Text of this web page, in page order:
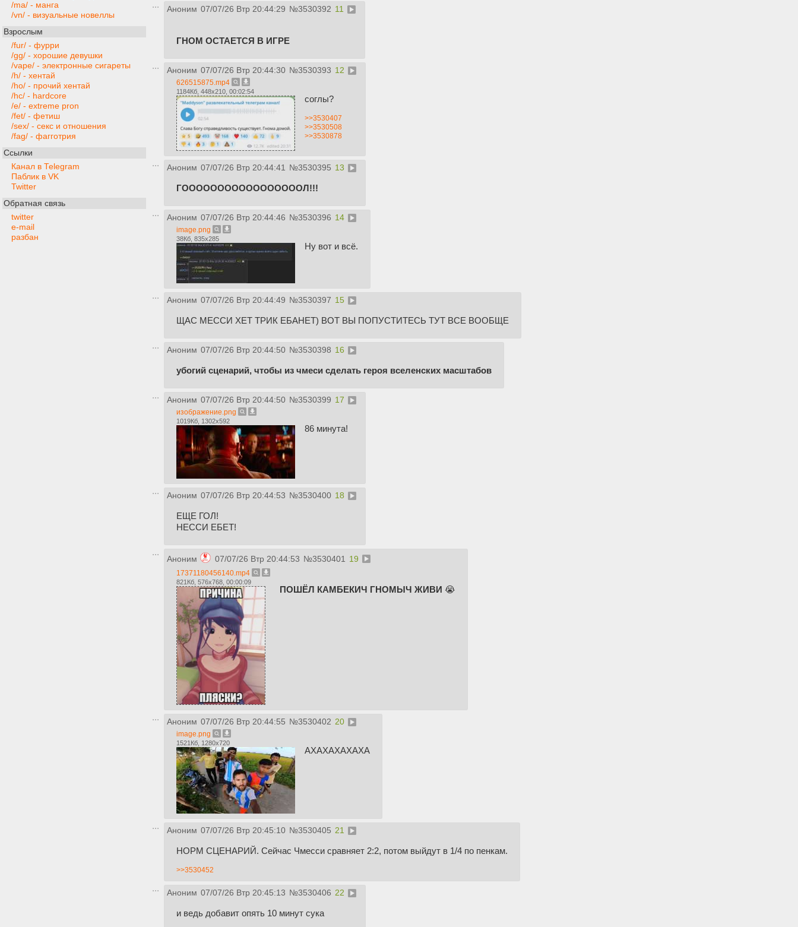
/ma/ - манга
/vn/ - визуальные новеллы
Взрослым
/fur/ - фурри
/gg/ - хорошие девушки
/vape/ - электронные сигареты
/h/ - хентай
/ho/ - прочий хентай
/hc/ - hardcore
/e/ - extreme pron
/fet/ - фетиш
/sex/ - секс и отношения
/fag/ - фагготрия
Ссылки
Канал в Telegram
Паблик в VK
Twitter
Обратная связь
twitter
e-mail
разбан
Аноним 07/07/26 Втр 20:44:29 №3530392 11
ГНОМ ОСТАЕТСЯ В ИГРЕ
Аноним 07/07/26 Втр 20:44:30 №3530393 12
626515875.mp4
1184Кб, 448x210, 00:02:54
соглы?
>>3530407
>>3530508
>>3530878
Аноним 07/07/26 Втр 20:44:41 №3530395 13
ГОООООООООООООООООЛ!!!
Аноним 07/07/26 Втр 20:44:46 №3530396 14
image.png
38Кб, 835x285
Ну вот и всё.
Аноним 07/07/26 Втр 20:44:49 №3530397 15
ЩАС МЕССИ ХЕТ ТРИК ЕБАНЕТ) ВОТ ВЫ ПОПУСТИТЕСЬ ТУТ ВСЕ ВООБЩЕ
Аноним 07/07/26 Втр 20:44:50 №3530398 16
убогий сценарий, чтобы из чмеси сделать героя вселенских масштабов
Аноним 07/07/26 Втр 20:44:50 №3530399 17
изображение.png
1019Кб, 1302x592
86 минута!
Аноним 07/07/26 Втр 20:44:53 №3530400 18
ЕЩЕ ГОЛ!
НЕССИ ЕБЕТ!
Аноним 07/07/26 Втр 20:44:53 №3530401 19
17371180456140.mp4
821Кб, 576x768, 00:00:09
ПОШЁЛ КАМБЕКИЧ ГНОМЫЧ ЖИВИ 😭
Аноним 07/07/26 Втр 20:44:55 №3530402 20
image.png
1521Кб, 1280x720
АХАХАХАХАХА
Аноним 07/07/26 Втр 20:45:10 №3530405 21
НОРМ СЦЕНАРИЙ. Сейчас Чмесси сравняет 2:2, потом выйдут в 1/4 по пенкам.
>>3530452
Аноним 07/07/26 Втр 20:45:13 №3530406 22
и ведь добавит опять 10 минут сука